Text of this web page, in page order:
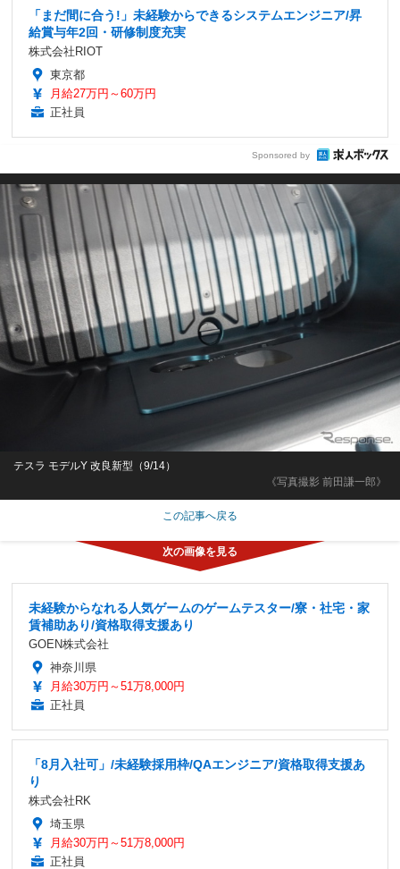
「まだ間に合う!」未経験からできるシステムエンジニア/昇
給賞与年2回・研修制度充実
株式会社RIOT
東京都
月給27万円～60万円
正社員
Sponsored by
《写真撮影 前田謙一郎》
テスラ モデルY 改良新型（9/14）
この記事へ戻る
未経験からなれる人気ゲームのゲームテスター/寮・社宅・家
賃補助あり/資格取得支援あり
GOEN株式会社
神奈川県
月給30万円～51万8,000円
正社員
「8月入社可」/未経験採用枠/QAエンジニア/資格取得支援あ
り
株式会社RK
埼玉県
月給30万円～51万8,000円
正社員